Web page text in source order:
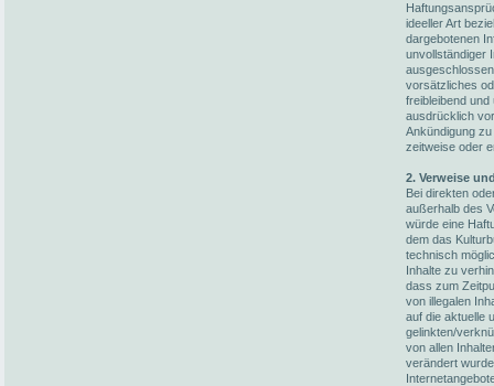
ideeller Art
dargebotenen
unvollständiger
vorsätzliches
freibleibend
ausdrücklich
Ankündigung
zeitweise oder
2. Verweise
Bei direkten
außerhalb des
würde eine
dem das
technisch
Inhalte zu
dass zum
von illegalen
auf die aktuelle
gelinkten/
von allen
verändert